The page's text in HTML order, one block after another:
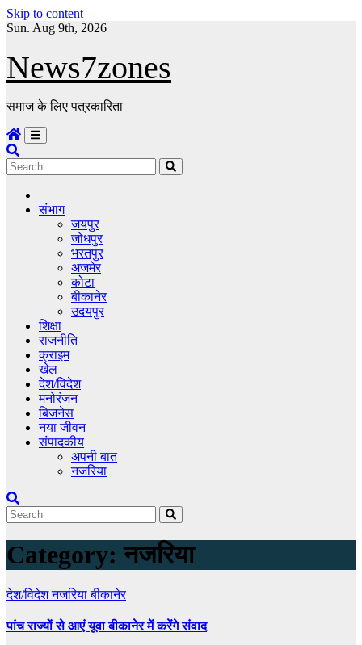
Skip to content
Sun. Aug 9th, 2026
News7zones
समाज के लिए पत्रकारिता
संभाग
जयपुर
जोधपुर
भरतपुर
अजमेर
कोटा
बीकानेर
उदयपुर
शिक्षा
राजनीति
क्राइम
खेल
देश/विदेश
मनोरंजन
बिजनेस
नया जीवन
संपादकीय
अपनी बात
नजरिया
Category: नजरिया
देश/विदेशनजरियाबीकानेर
पांच राज्यों से आएं यूवा बीकानेर में करेंगे संवाद